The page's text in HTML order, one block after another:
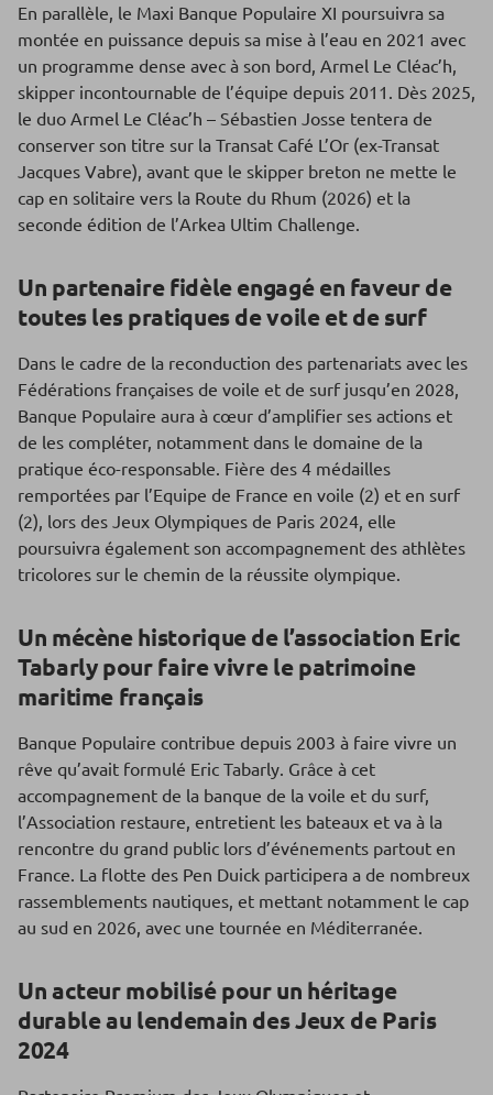
En parallèle, le Maxi Banque Populaire XI poursuivra sa
montée en puissance depuis sa mise à l’eau en 2021 avec
un programme dense avec à son bord, Armel Le Cléac’h,
skipper incontournable de l’équipe depuis 2011. Dès 2025,
le duo Armel Le Cléac’h – Sébastien Josse tentera de
conserver son titre sur la Transat Café L’Or (ex-Transat
Jacques Vabre), avant que le skipper breton ne mette le
cap en solitaire vers la Route du Rhum (2026) et la
seconde édition de l’Arkea Ultim Challenge.
Un partenaire fidèle engagé en faveur de
toutes les pratiques de voile et de surf
Dans le cadre de la reconduction des partenariats avec les
Fédérations françaises de voile et de surf jusqu’en 2028,
Banque Populaire aura à cœur d’amplifier ses actions et
de les compléter, notamment dans le domaine de la
pratique éco-responsable. Fière des 4 médailles
remportées par l’Equipe de France en voile (2) et en surf
(2), lors des Jeux Olympiques de Paris 2024, elle
poursuivra également son accompagnement des athlètes
tricolores sur le chemin de la réussite olympique.
Un mécène historique de l’association Eric
Tabarly pour faire vivre le patrimoine
maritime français
Banque Populaire contribue depuis 2003 à faire vivre un
rêve qu’avait formulé Eric Tabarly. Grâce à cet
accompagnement de la banque de la voile et du surf,
l’Association restaure, entretient les bateaux et va à la
rencontre du grand public lors d’événements partout en
France. La flotte des Pen Duick participera a de nombreux
rassemblements nautiques, et mettant notamment le cap
au sud en 2026, avec une tournée en Méditerranée.
Un acteur mobilisé pour un héritage
durable au lendemain des Jeux de Paris
2024